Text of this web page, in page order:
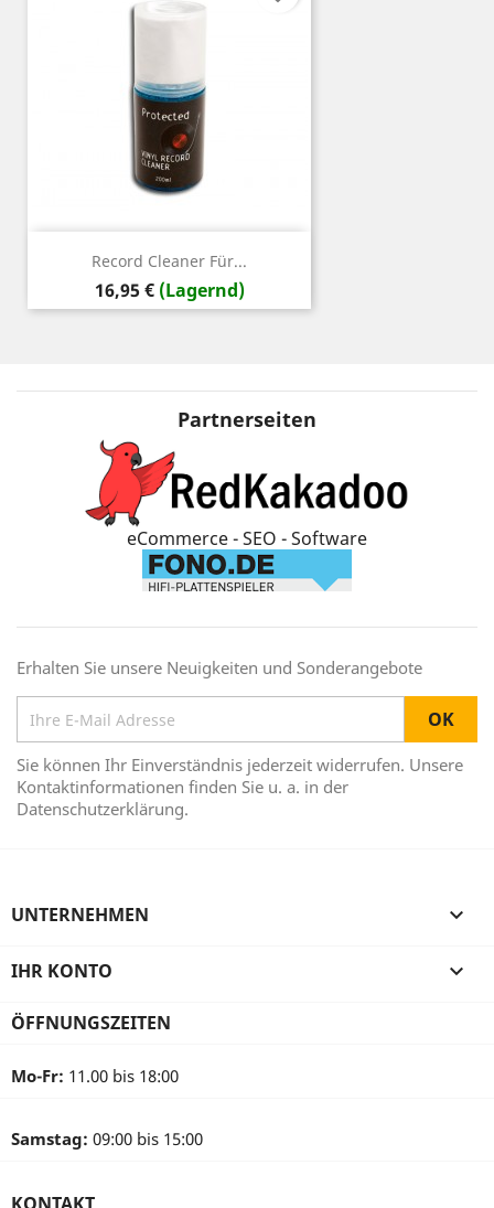
Record Cleaner Für...
Preis
16,95 € (Lagernd)
Partnerseiten
eCommerce - SEO - Software
Erhalten Sie unsere Neuigkeiten und Sonderangebote
Sie können Ihr Einverständnis jederzeit widerrufen. Unsere
Kontaktinformationen finden Sie u. a. in der
Datenschutzerklärung.
UNTERNEHMEN 
IHR KONTO 
ÖFFNUNGSZEITEN
Mo-Fr: 11.00 bis 18:00
Samstag: 09:00 bis 15:00